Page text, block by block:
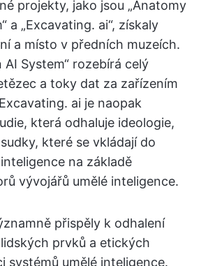
projekty, jako jsou „Anatomy
a „Excavating. ai“, získaly
a místo v předních muzeích.
AI System“ rozebírá celý
a toky dat za zařízením
ai je naopak
která odhaluje ideologie,
které se vkládají do
na základě
vývojářů umělé inteligence.
přispěly k odhalení
prvků a etických
systémů umělé inteligence.